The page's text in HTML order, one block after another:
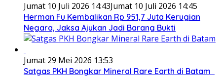
Jumat 10 Juli 2026 14:43Jumat 10 Juli 2026 14:45
Herman Fu Kembalikan Rp 951,7 Juta Kerugian
Negara, Jaksa Ajukan Jadi Barang Bukti
Jumat 29 Mei 2026 13:53
Satgas PKH Bongkar Mineral Rare Earth di Batam